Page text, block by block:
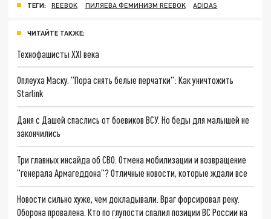
ТЕГИ: REEBOK ПИЛЯЕВА ФЕМИНИЗМ REEBOK ADIDAS
ЧИТАЙТЕ ТАКЖЕ:
Технофашисты XXI века
Оплеуха Маску. "Пора снять белые перчатки": Как уничтожить
Starlink
Даня с Дашей спаслись от боевиков ВСУ. Но беды для малышей не
закончились
Три главных инсайда об СВО. Отмена мобилизации и возвращение
"генерала Армагеддона"? Отличные новости, которые ждали все
Новости сильно хуже, чем докладывали. Враг форсировал реку.
Оборона провалена. Кто по глупости спалил позиции ВС России на